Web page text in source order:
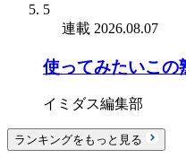
5
連載 2026.08.07
使ってみたいこの
イミダス編集部
ランキングをもっと見る